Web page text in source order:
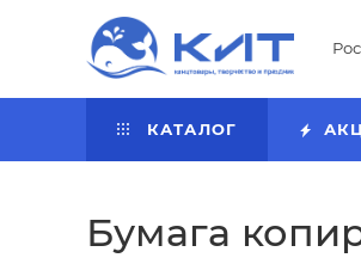
КАТАЛОГ
Бумага